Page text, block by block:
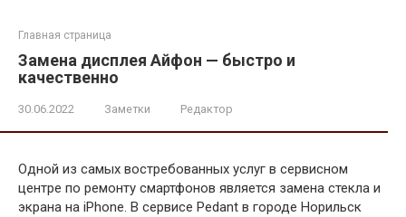
Главная страница
Замена дисплея Айфон — быстро и
качественно
30.06.2022 Заметки Редактор
Одной из самых востребованных услуг в сервисном
центре по ремонту смартфонов является замена стекла и
экрана на iPhone. В сервисе Pedant в городе Норильск